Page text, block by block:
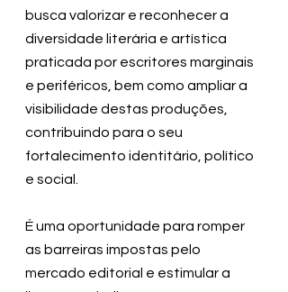
busca valorizar e reconhecer a
diversidade literária e artística
praticada por escritores marginais
e periféricos, bem como ampliar a
visibilidade destas produções,
contribuindo para o seu
fortalecimento identitário, político
e social.
É uma oportunidade para romper
as barreiras impostas pelo
mercado editorial e estimular a